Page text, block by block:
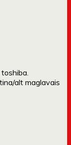
alt maglavais